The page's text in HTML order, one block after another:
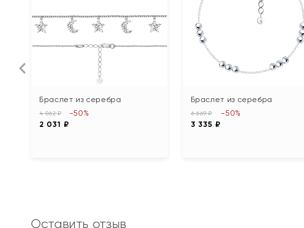
Браслет из серебра
4 062 ₽
2 031 ₽
-50%
Браслет из серебра
6 669 ₽
3 335 ₽
-50%
Оставить отзыв